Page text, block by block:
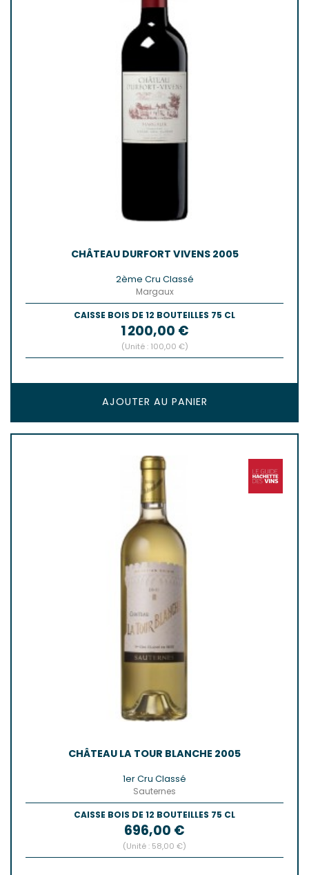
CHÂTEAU DURFORT VIVENS 2005
2ème Cru Classé
Margaux
CAISSE BOIS DE 12 BOUTEILLES 75 CL
Prix
1 200,00 €
(Unité : 100,00 €)
AJOUTER AU PANIER
CHÂTEAU LA TOUR BLANCHE 2005
1er Cru Classé
Sauternes
CAISSE BOIS DE 12 BOUTEILLES 75 CL
Prix
696,00 €
(Unité : 58,00 €)